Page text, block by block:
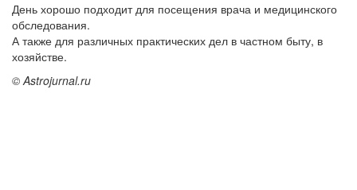
День хорошо подходит для посещения врача и медицинского
обследования.
А также для различных практических дел в частном быту, в
хозяйстве.
© Astrojurnal.ru